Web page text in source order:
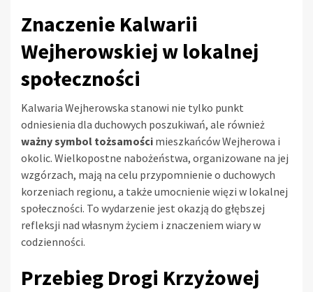
Znaczenie Kalwarii
Wejherowskiej w lokalnej
społeczności
Kalwaria Wejherowska stanowi nie tylko punkt
odniesienia dla duchowych poszukiwań, ale również
ważny symbol tożsamości mieszkańców Wejherowa i
okolic. Wielkopostne nabożeństwa, organizowane na jej
wzgórzach, mają na celu przypomnienie o duchowych
korzeniach regionu, a także umocnienie więzi w lokalnej
społeczności. To wydarzenie jest okazją do głębszej
refleksji nad własnym życiem i znaczeniem wiary w
codzienności.
Przebieg Drogi Krzyżowej